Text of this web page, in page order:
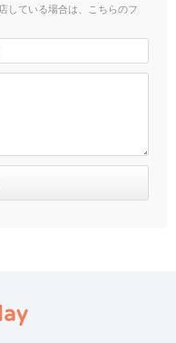
している場合は、こちらのフ